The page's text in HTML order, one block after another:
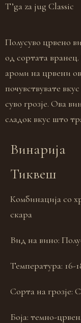
T’ga za jug Classic
Полусуво црвено
од сортата
ароми на црвени
почувствувате
суво грозје. Ова
сладок вкус што
Винарија
Тиквеш
Комбинација со
скара
Вид на вино:
Температура: 16-
Сорта на грозје:
Боја: темно-